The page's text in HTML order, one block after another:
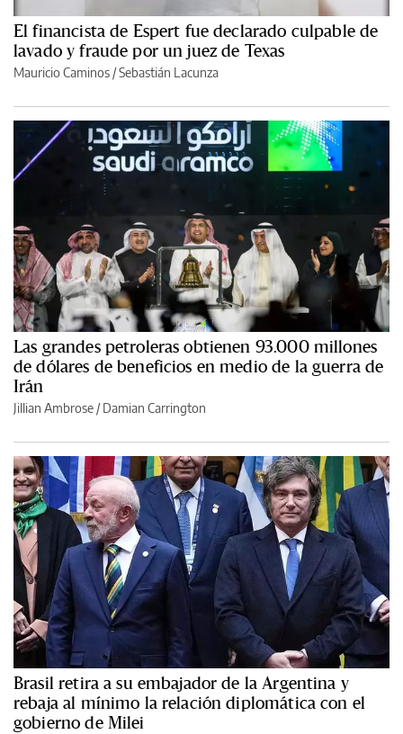
El financista de Espert fue declarado culpable de
lavado y fraude por un juez de Texas
Mauricio Caminos /Sebastián Lacunza
Las grandes petroleras obtienen 93.000 millones
de dólares de beneficios en medio de la guerra de
Irán
Jillian Ambrose / Damian Carrington
Brasil retira a su embajador de la Argentina y
rebaja al mínimo la relación diplomática con el
gobierno de Milei